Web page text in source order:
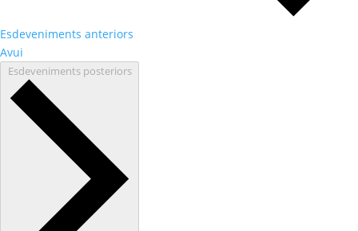
Esdeveniments anteriors
Avui
Esdevenimentsposteriors